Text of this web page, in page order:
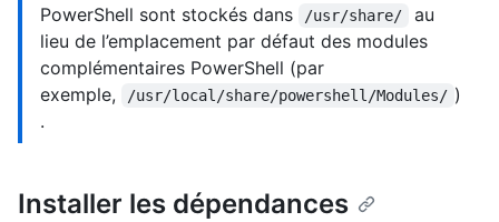
PowerShell sont stockés dans
/usr/share/
au
lieu de l’emplacement par défaut des modules
complémentaires PowerShell (par
exemple,
/usr/local/share/powershell/Modules/ )
.
Installer les dépendances